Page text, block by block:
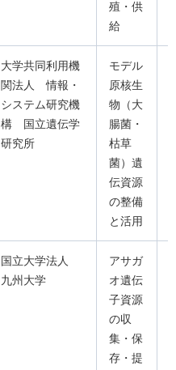
殖・供
給
大学共同利用機
関法人 情報・
システム研究機
構 国立遺伝学
研究所
モデル
原核生
物（大
腸菌・
枯草
菌）遺
伝資源
の整備
と活用
国立大学法人
九州大学
アサガ
オ遺伝
子資源
の収
集・保
存・提